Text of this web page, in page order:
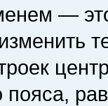
—
пояса,